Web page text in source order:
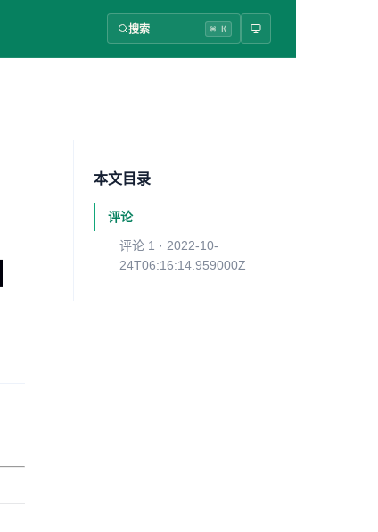
搜索 ⌘ K
本文目录
评论
评论 1 · 2022-10-
24T06:16:14.959000Z